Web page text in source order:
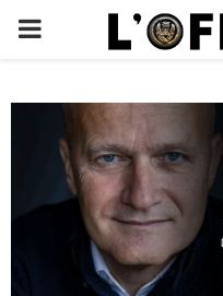
PRIMARY